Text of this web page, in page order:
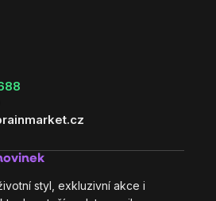
styl, exkluzivní akce i